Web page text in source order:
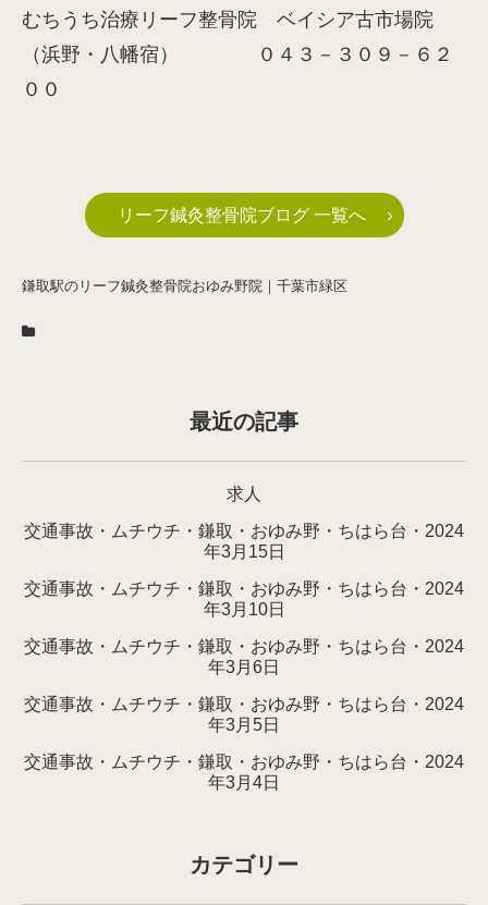
むちうち治療リーフ整骨院 ベイシア古市場院
（浜野・八幡宿） ０４３－３０９－６２
００
リーフ鍼灸整骨院ブログ 一覧へ
鎌取駅のリーフ鍼灸整骨院おゆみ野院｜千葉市緑区
最近の記事
求人
交通事故・ムチウチ・鎌取・おゆみ野・ちはら台・2024
年3月15日
交通事故・ムチウチ・鎌取・おゆみ野・ちはら台・2024
年3月10日
交通事故・ムチウチ・鎌取・おゆみ野・ちはら台・2024
年3月6日
交通事故・ムチウチ・鎌取・おゆみ野・ちはら台・2024
年3月5日
交通事故・ムチウチ・鎌取・おゆみ野・ちはら台・2024
年3月4日
カテゴリー